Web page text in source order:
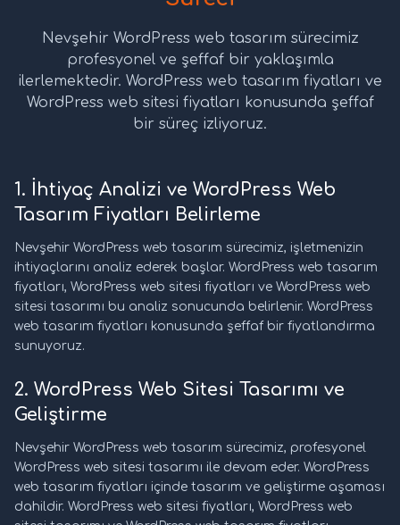
Nevşehir WordPress web tasarım sürecimiz
profesyonel ve şeffaf bir yaklaşımla
ilerlemektedir. WordPress web tasarım fiyatları ve
WordPress web sitesi fiyatları konusunda şeffaf
bir süreç izliyoruz.
1. İhtiyaç Analizi ve WordPress Web
Tasarım Fiyatları Belirleme
Nevşehir WordPress web tasarım sürecimiz, işletmenizin
ihtiyaçlarını analiz ederek başlar. WordPress web tasarım
fiyatları, WordPress web sitesi fiyatları ve WordPress web
sitesi tasarımı bu analiz sonucunda belirlenir. WordPress
web tasarım fiyatları konusunda şeffaf bir fiyatlandırma
sunuyoruz.
2. WordPress Web Sitesi Tasarımı ve
Geliştirme
Nevşehir WordPress web tasarım sürecimiz, profesyonel
WordPress web sitesi tasarımı ile devam eder. WordPress
web tasarım fiyatları içinde tasarım ve geliştirme aşaması
dahildir. WordPress web sitesi fiyatları, WordPress web